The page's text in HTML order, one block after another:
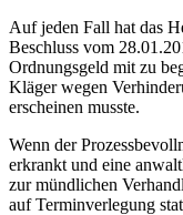
Auf jeden Fall hat das
Beschluss vom
Ordnungsgeld mit zu
Kläger wegen
erscheinen musste.
Wenn der
erkrankt und eine
zur mündlichen
auf Terminverlegung